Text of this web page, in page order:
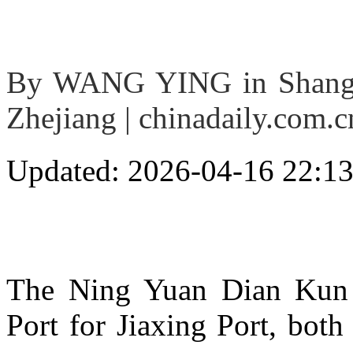
By WANG YING in
Zhejiang |
Updated: 2026-04-16 22:13
The Ning Yuan Dian
Port for Jiaxing Port,